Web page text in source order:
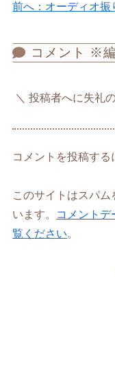
前へ：オーディオ振
コメント ※
投稿者へに失礼
コメントを投稿する
このサイトはスパ
います。
コメントデ
覧ください。